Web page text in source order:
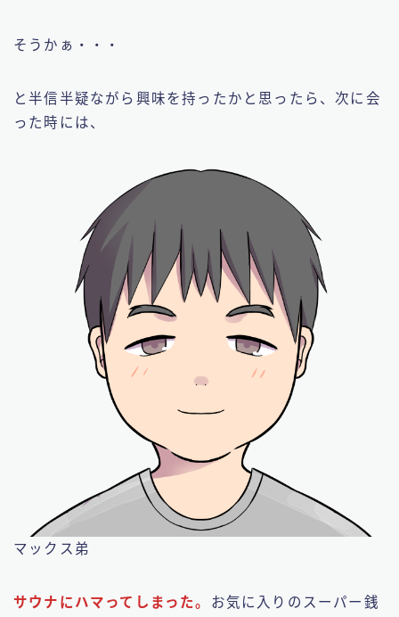
そうかぁ・・・
と半信半疑ながら興味を持ったかと思ったら、次に会
った時には、
マックス弟
サウナにハマってしまった。 お気に入りのスーパー銭